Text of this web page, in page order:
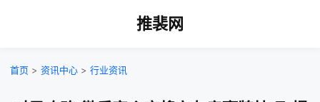
推裴网
首页 > 资讯中心 > 行业资讯